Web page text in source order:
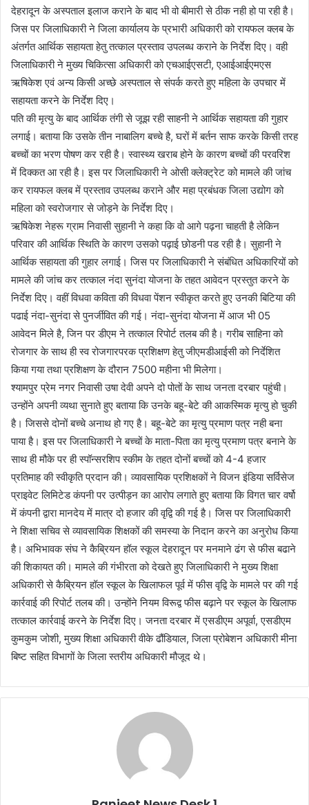
देहरादून के अस्पताल इलाज कराने के बाद भी वो बीमारी से ठीक नही हो पा रही है।
जिस पर जिलाधिकारी ने जिला कार्यालय के प्रभारी अधिकारी को रायफल क्लब के
अंतर्गत आर्थिक सहायता हेतु तत्काल प्रस्ताव उपलब्ध कराने के निर्देश दिए। वही
जिलाधिकारी ने मुख्य चिकित्सा अधिकारी को एचआईएसटी, एआईआईएमएस
ऋषिकेश एवं अन्य किसी अच्छे अस्पताल से संपर्क करते हुए महिला के उपचार में
सहायता करने के निर्देश दिए।
पति की मृत्यु के बाद आर्थिक तंगी से जूझ रही साहनी ने आर्थिक सहायता की गुहार
लगाई। बताया कि उसके तीन नाबालिग बच्चे है, घरों में बर्तन साफ करके किसी तरह
बच्चों का भरण पोषण कर रही है। स्वास्थ्य खराब होने के कारण बच्चों की परवरिश
में दिक्कत आ रही है। इस पर जिलाधिकारी ने ओसी क्लेक्ट्रेट को मामले की जांच
कर रायफल क्लब में प्रस्ताव उपलब्ध कराने और महा प्रबंधक जिला उद्योग को
महिला को स्वरोजगार से जोड़ने के निर्देश दिए।
ऋषिकेश नेहरू ग्राम निवासी सुहानी ने कहा कि वो आगे पढ़ना चाहती है लेकिन
परिवार की आर्थिक स्थिति के कारण उसको पढ़ाई छोडनी पड रही है। सुहानी ने
आर्थिक सहायता की गुहार लगाई। जिस पर जिलाधिकारी ने संबंधित अधिकारियों को
मामले की जांच कर तत्काल नंदा सुनंदा योजना के तहत आवेदन प्रस्तुत करने के
निर्देश दिए। वहीं विधवा कविता की विधवा पेंशन स्वीकृत करते हुए उनकी बिटिया की
पढाई नंदा-सुनंदा से पुनर्जीवित की गई। नंदा-सुनंदा योजना में आज भी 05
आवेदन मिले है, जिन पर डीएम ने तत्काल रिपोर्ट तलब की है। गरीब साहिना को
रोजगार के साथ ही स्व रोजगारपरक प्रशिक्षण हेतु जीएमडीआईसी को निर्देशित
किया गया तथा प्रशिक्षण के दौरान 7500 महीना भी मिलेगा।
श्यामपुर प्रेम नगर निवासी उषा देवी अपने दो पोतों के साथ जनता दरबार पहुंची।
उन्होंने अपनी व्यथा सुनाते हुए बताया कि उनके बहू-बेटे की आकस्मिक मृत्यु हो चुकी
है। जिससे दोनों बच्चे अनाथ हो गए है। बहू-बेटे का मृत्यु प्रमाण पत्र नही बना
पाया है। इस पर जिलाधिकारी ने बच्चों के माता-पिता का मृत्यु प्रमाण पत्र बनाने के
साथ ही मौके पर ही स्पॉन्सरशिप स्कीम के तहत दोनों बच्चों को 4-4 हजार
प्रतिमाह की स्वीकृति प्रदान की। व्यावसायिक प्रशिक्षकों ने विजन इंडिया सर्विसेज
प्राइवेट लिमिटेड कंपनी पर उत्पीड़न का आरोप लगाते हुए बताया कि विगत चार वर्षो
में कंपनी द्वारा मानदेय में मात्र दो हजार की वृद्वि की गई है। जिस पर जिलाधिकारी
ने शिक्षा सचिव से व्यावसायिक शिक्षकों की समस्या के निदान करने का अनुरोध किया
है। अभिभावक संघ ने कैब्रियन हॉल स्कूल देहरादून पर मनमाने ढंग से फीस बढाने
की शिकायत की। मामले की गंभीरता को देखते हुए जिलाधिकारी ने मुख्य शिक्षा
अधिकारी से कैब्रियन हॉल स्कूल के खिलाफल पूर्व में फीस वृद्वि के मामले पर की गई
कार्रवाई की रिपोर्ट तलब की। उन्होंने नियम विरूद्व फीस बढ़ाने पर स्कूल के खिलाफ
तत्काल कार्रवाई करने के निर्देश दिए। जनता दरबार में एसडीएम अपूर्वा, एसडीएम
कुमकुम जोशी, मुख्य शिक्षा अधिकारी वीके ढौंडियाल, जिला प्रोबेशन अधिकारी मीना
बिष्ट सहित विभागों के जिला स्तरीय अधिकारी मौजूद थे।